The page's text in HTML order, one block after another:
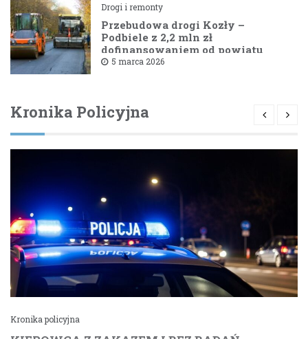
Drogi i remonty
Przebudowa drogi Kozły –
Podbiele z 2,2 mln zł
dofinansowaniem od powiatu
bielskiego
5 marca 2026
Kronika Policyjna
Kronika policyjna